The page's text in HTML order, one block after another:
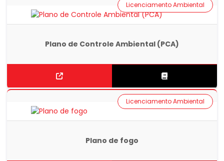
Plano de Controle Ambiental (PCA)
Licenciamento Ambiental
Plano de fogo
Licenciamento Ambiental